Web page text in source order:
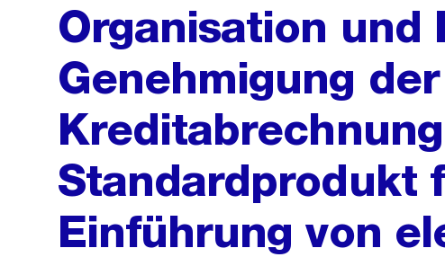
Organisation und
Genehmigung der
Standardprodukt
Einführung von